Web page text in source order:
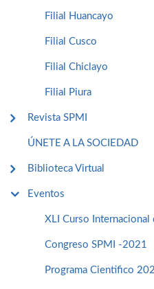
Filial Huancayo
Filial Cusco
Filial Chiclayo
Filial Piura
Revista SPMI
ÚNETE A LA SOCIEDAD
Biblioteca Virtual
Eventos
XLI Curso
Congreso SPMI -2021
Programa Cientifico